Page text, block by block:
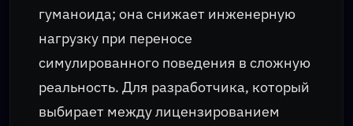
гуманоида; она снижает инженерную
нагрузку при переносе
симулированного поведения в сложную
реальность. Для разработчика, который
выбирает между лицензированием